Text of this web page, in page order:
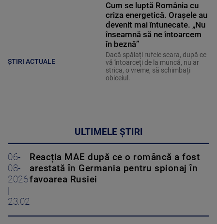
ȘTIRI ACTUALE
Cum se luptă România cu
criza energetică. Orașele au
devenit mai întunecate. „Nu
înseamnă să ne întoarcem
în beznă”
Dacă spălați rufele seara, după ce
vă întoarceți de la muncă, nu ar
strica, o vreme, să schimbați
obiceiul.
ULTIMELE ȘTIRI
06-
08-
2026
23:02
Reacția MAE după ce o româncă a fost
arestată în Germania pentru spionaj în
favoarea Rusiei